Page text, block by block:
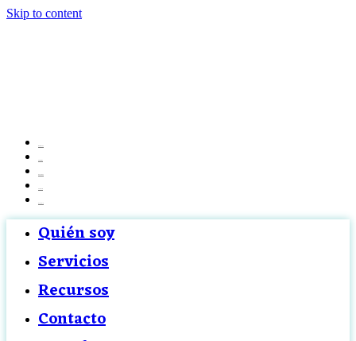
Skip to content
Quién soy
Servicios
Recursos
Contacto